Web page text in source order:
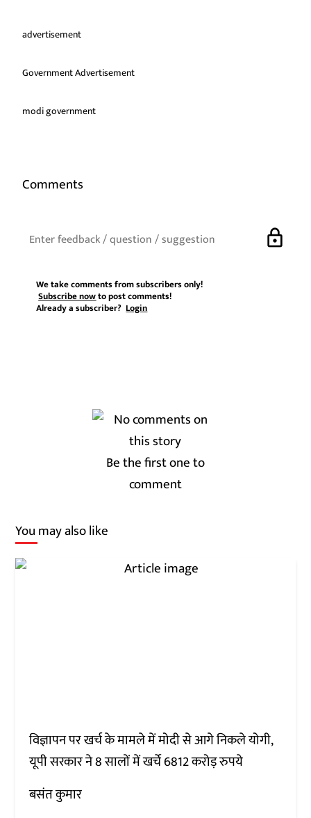
advertisement
Government Advertisement
modi government
Comments
lock
We take comments from subscribers only!
Subscribe nowto post comments!
Already a subscriber?Login
Be the first one to
comment
You may also like
विज्ञापन पर खर्च के मामले में मोदी से आगे निकले योगी,
यूपी सरकार ने 8 सालों में खर्चे 6812 करोड़ रुपये
बसंत कुमार